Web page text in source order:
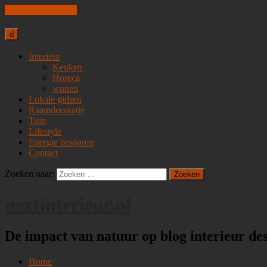
d
Interieur
Keuken
Horeca
wonen
Lokale gidsen
Raamdecoratie
Tuin
Lifestyle
Energie besparen
Contact
Zoeken naar:
De impact van natuur op blog interieur
Home